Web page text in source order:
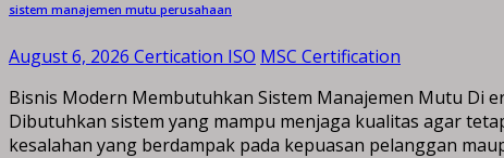
sistem manajemen mutu perusahaan
August 6, 2026 Certication ISO MSC Certification
Bisnis Modern Membutuhkan Sistem Manajemen Mutu Di
Dibutuhkan sistem yang mampu menjaga kualitas agar
kesalahan yang berdampak pada kepuasan pelanggan